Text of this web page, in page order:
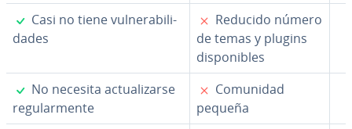
✓
Casi no tiene vu­l­ne­ra­bi­li­
da­des
✗
Reducido número
de temas y plugins
di­s­po­ni­bles
✓
No necesita ac­tua­li­zar­se
re­gu­la­r­me­n­te
✗
Comunidad
pequeña